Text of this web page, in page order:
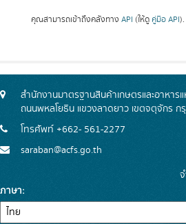
คุณสามารถเข้าถึงคลังทาง API (ให้ดู คู่มือ API).
สำนักงานมาตรฐานสินค้าเกษตรและอาหาร
ถนนพหลโยธิน แขวงลาดยาว เขตจตุจักร
โทรศัพท์ +662- 561-2277
saraban@acfs.go.th
ภาษา